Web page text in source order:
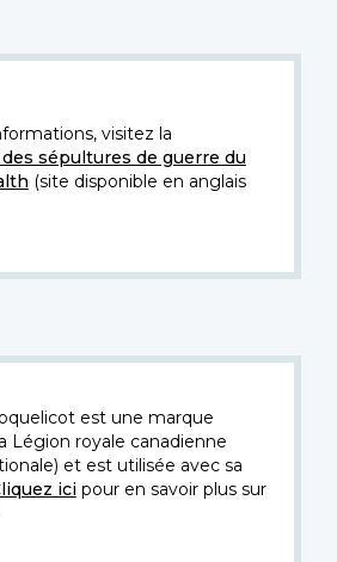
visitez la
sépultures de guerre du
(site disponible en anglais
est une marque
Légion royale canadienne
et est utilisée avec sa
icipour en savoir plus sur